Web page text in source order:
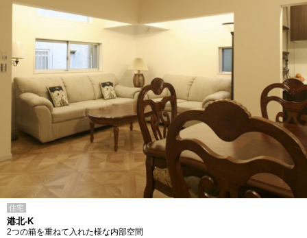
住宅
港北-K
2つの箱を重ねて入れた様な内部空間